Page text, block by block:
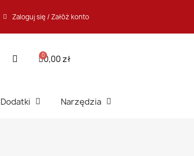
Zaloguj się / Załóż konto
0,00 zł
Dodatki Narzędzia